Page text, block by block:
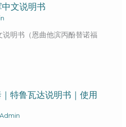
文说明书
明书（恩曲他滨丙酚替诺福
特鲁瓦达说明书｜使用
Admin